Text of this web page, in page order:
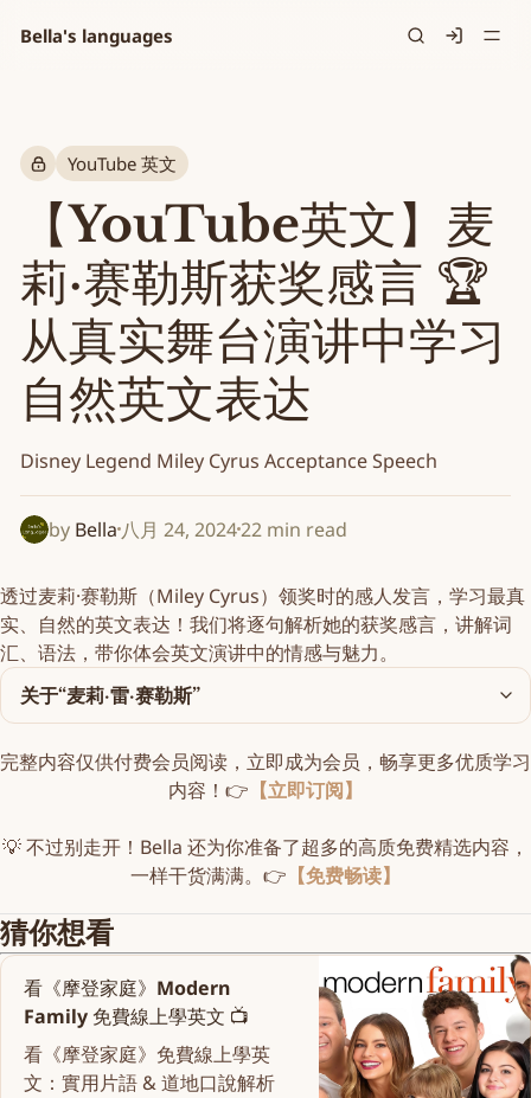
Bella's languages
YouTube 英文
【YouTube英文】麦
莉·赛勒斯获奖感言 🏆
从真实舞台演讲中学习
自然英文表达
Disney Legend Miley Cyrus Acceptance Speech
by Bella 八月 24, 202422 min read
透过麦莉·赛勒斯（Miley Cyrus）领奖时的感人发言，学习最真
实、自然的英文表达！我们将逐句解析她的获奖感言，讲解词
汇、语法，带你体会英文演讲中的情感与魅力。
关于“麦莉·雷·赛勒斯”
完整内容仅供付费会员阅读，立即成为会员，畅享更多优质学习
内容！👉 【立即订阅】
💡 不过别走开！Bella 还为你准备了超多的高质免费精选内容，
一样干货满满。👉 【免费畅读】
猜你想看
看《摩登家庭》Modern
Family 免費線上學英文 📺
看《摩登家庭》免費線上學英
文：實用片語 & 道地口說解析